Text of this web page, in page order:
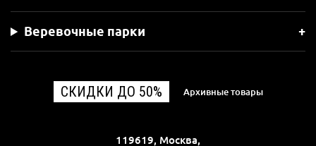
Веревочные парки
СКИДКИ ДО 50% Архивные товары
119619, Москва,